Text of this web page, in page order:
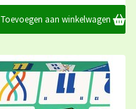
Toevoegen aan winkelwagen